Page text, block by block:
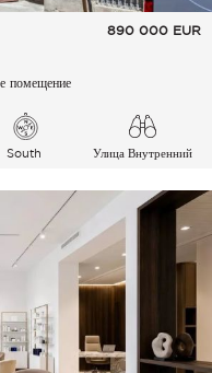
890 000 EUR
помещение
South
Улица Внутренний